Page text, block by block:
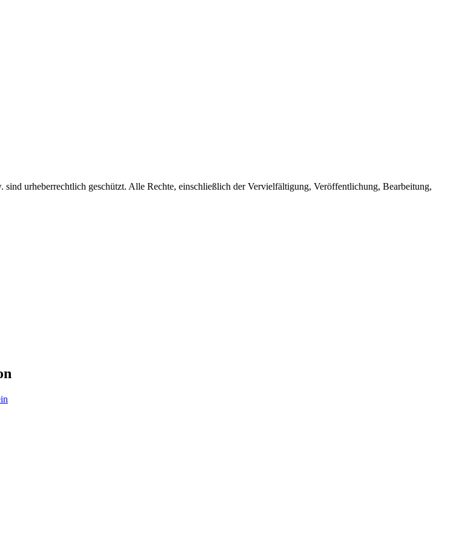
urheberrechtlich geschützt. Alle Rechte, einschließlich der Vervielfältigung, Veröffentlichung, Bearbeitung,